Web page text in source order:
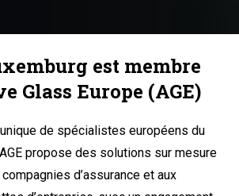
est membre
Glass Europe (AGE)
de spécialistes européens du
propose des solutions sur mesure
d’assurance et aux